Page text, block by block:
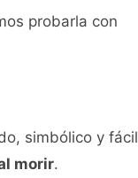
probarla con
simbólico y fácil
morir.